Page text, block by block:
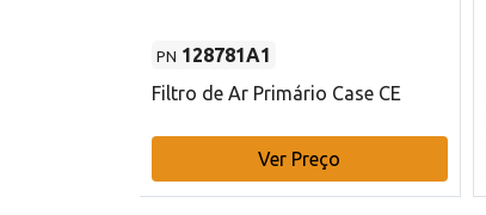
PN 128781A1
Filtro de Ar Primário Case CE
Ver Preço